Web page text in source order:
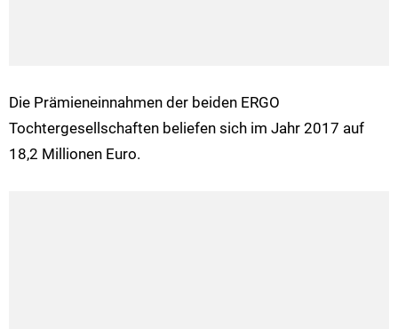
Die Prämieneinnahmen der beiden ERGO
Tochtergesellschaften beliefen sich im Jahr 2017 auf
18,2 Millionen Euro.